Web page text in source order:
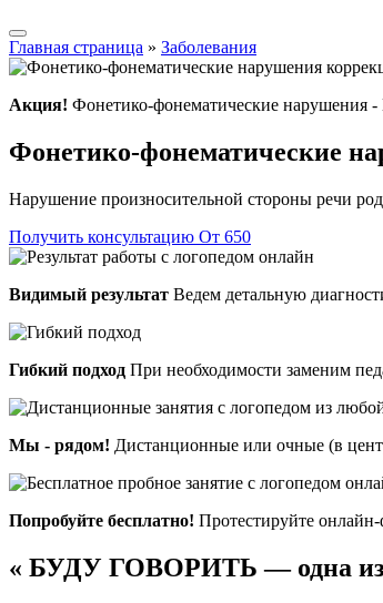
Главная страница » Заболевания
Акция! Фонетико-фонематические нарушения -
Фонетико-фонематические
Нарушение произносительной стороны речи
Получить консультацию От 650
Видимый результат Ведем детальную
Гибкий подход При необходимости заменим
Мы - рядом! Дистанционные или очные (в
Попробуйте бесплатно! Протестируйте
« БУДУ ГОВОРИТЬ — одна